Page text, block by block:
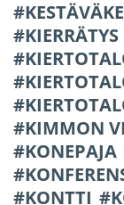
KIERRÄTYS
KIMMON
KONEPAJA
KONTTI